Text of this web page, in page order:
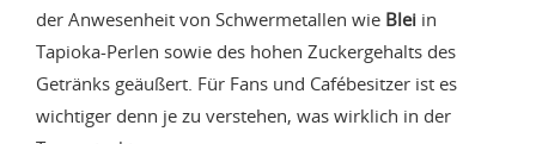
der Anwesenheit von Schwermetallen wie Blei in
Tapioka-Perlen sowie des hohen Zuckergehalts des
Getränks geäußert. Für Fans und Cafébesitzer ist es
wichtiger denn je zu verstehen, was wirklich in der